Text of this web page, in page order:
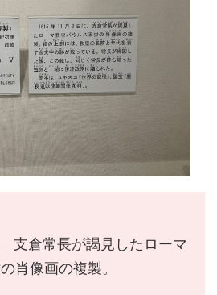
支倉常長が謁見したローマ
肖像画の複製。